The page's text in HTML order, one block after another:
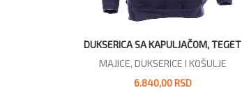
DUKSERICA SA KAPULJAČOM, TEGET
MAJICE, DUKSERICE I KOŠULJE
6.840,00 RSD